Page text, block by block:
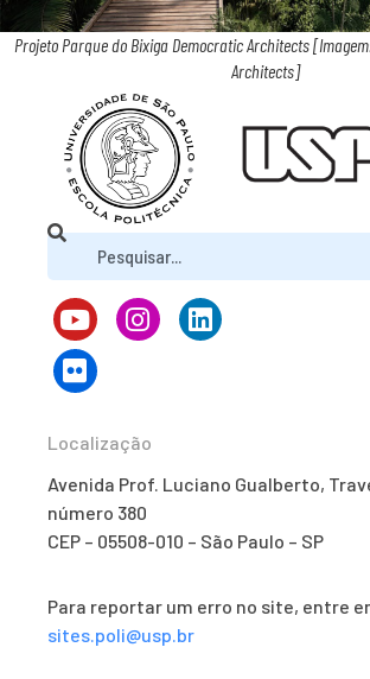
Projeto Parque do Bixiga Democratic Architects
Architects]
Localização
Avenida Prof. Luciano Gualberto,
número 380
CEP – 05508-010 – São Paulo – SP
Para reportar um erro no site, entre
sites.poli@usp.br